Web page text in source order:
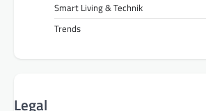
Smart Living & Technik
Trends
Legal